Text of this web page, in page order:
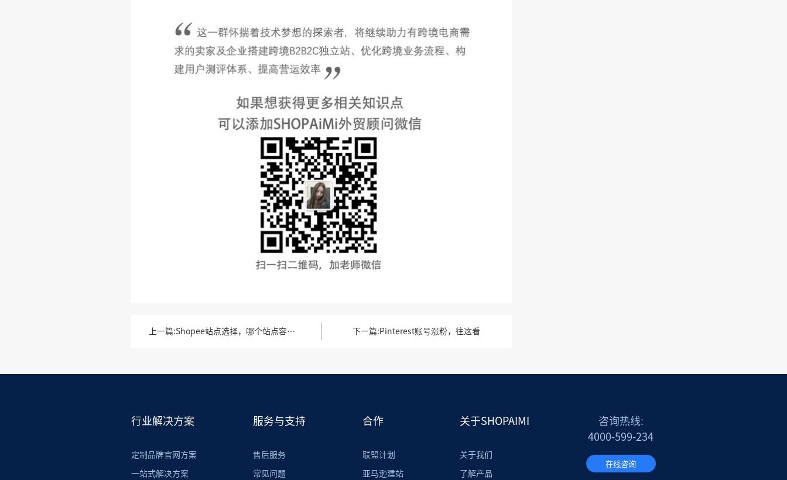
上一篇 Shopee站点选择，哪个站点容易爆单 下一篇 Pinterest账号涨粉，往这看
行业解决方案
定制品牌官网方案
一站式解决方案
服务与支持
售后服务
常见问题
合作
联盟计划
亚马逊建站
关于SHOPAIMI
关于我们
了解产品
咨询热线:
4000-599-234
在线咨询